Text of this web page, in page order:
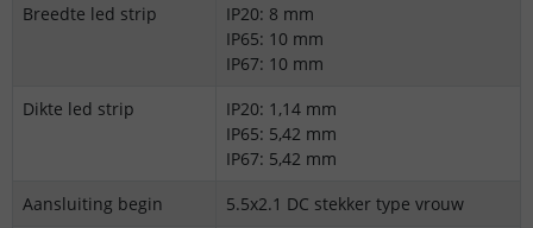
Breedte led strip
IP20: 8 mm
IP65: 10 mm
IP67: 10 mm
Dikte led strip
IP20: 1,14 mm
IP65: 5,42 mm
IP67: 5,42 mm
Aansluiting begin
5.5x2.1 DC stekker type vrouw